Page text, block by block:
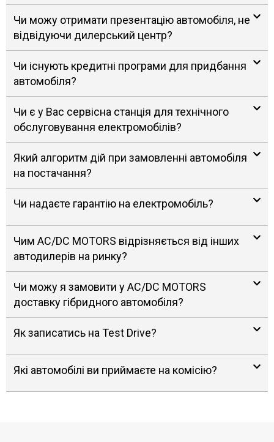
Чи можу отримати презентацію автомобіля, не
відвідуючи дилерський центр?
Чи існують кредитні програми для придбання
автомобіля?
Чи є у Вас сервісна станція для технічного
обслуговування електромобілів?
Який алгоритм дій при замовленні автомобіля
на постачання?
Чи надаєте гарантію на електромобіль?
Чим AC/DC MOTORS відрізняється від інших
автодилерів на ринку?
Чи можу я замовити у AC/DC MOTORS
доставку гібридного автомобіля?
Як записатись на Test Drive?
Які автомобілі ви приймаєте на комісію?